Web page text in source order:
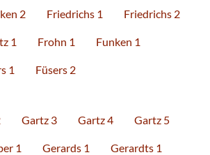
2 Friedrichs 1 Friedrichs 2
1 Frohn 1 Funken 1
1 Füsers 2
Gartz 3 Gartz 4 Gartz 5
1 Gerards 1 Gerardts 1